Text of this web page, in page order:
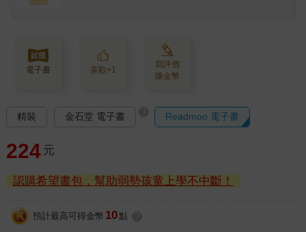
電子書 喜歡+1
寫評價
賺金幣
精裝 金石堂 電子書 Readmoo 電子書
224 元
認購希望書包，幫助弱勢孩童上學不中斷！
預計最高可得金幣 10 點